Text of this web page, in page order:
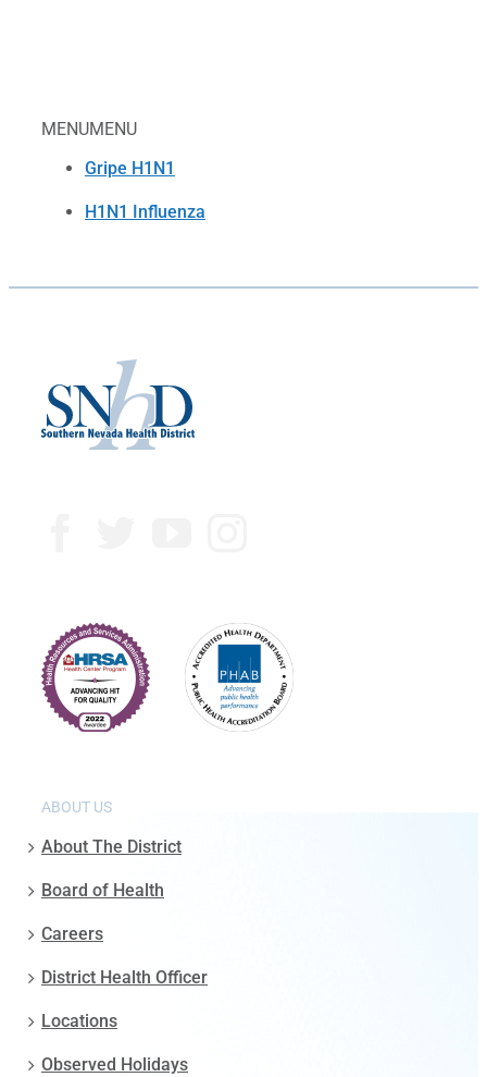
MENUMENU
Gripe H1N1
H1N1 Influenza
ABOUT US
About The District
Board of Health
Careers
District Health Officer
Locations
Observed Holidays